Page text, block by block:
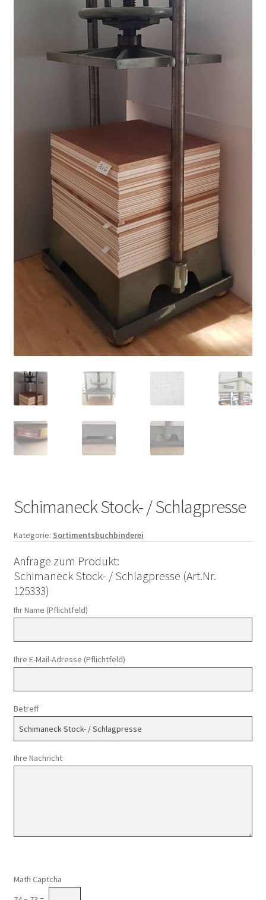
Schimaneck Stock- / Schlagpresse
Kategorie: Sortimentsbuchbinderei
Anfrage zum Produkt:
Schimaneck Stock- / Schlagpresse (Art.Nr.
125333)
Ihr Name (Pflichtfeld)
Ihre E-Mail-Adresse (Pflichtfeld)
Betreff
Ihre Nachricht
Math Captcha